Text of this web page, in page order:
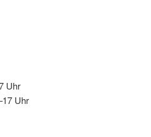
Uhr
Uhr